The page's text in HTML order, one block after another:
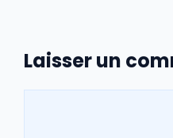
Laisser un